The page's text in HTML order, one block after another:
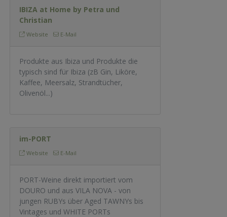
IBIZA at Home by Petra und
Christian
Website E-Mail
Produkte aus Ibiza und Produkte die
typisch sind für Ibiza (zB Gin, Liköre,
Kaffee, Meersalz, Strandtücher,
Olivenöl...)
im-PORT
Website E-Mail
PORT-Weine direkt importiert vom
DOURO und aus VILA NOVA - von
jungen RUBYs über Aged TAWNYs bis
Vintages und WHITE PORTs